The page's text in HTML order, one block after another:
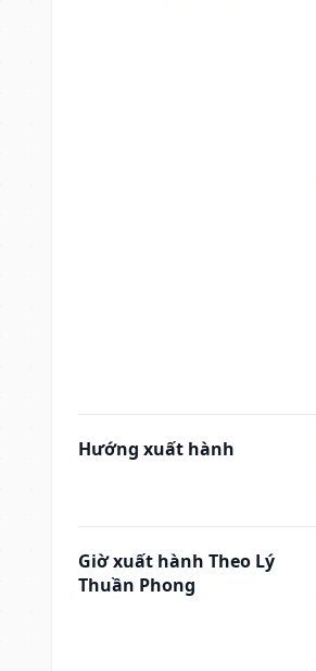
Hướng xuất hành
Giờ xuất hành Theo Lý
Thuần Phong